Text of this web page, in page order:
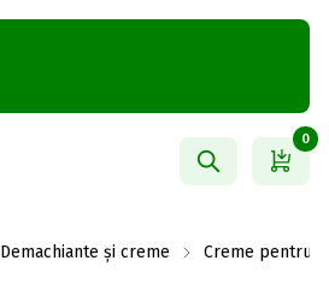
0
Demachiante și creme Creme pentru